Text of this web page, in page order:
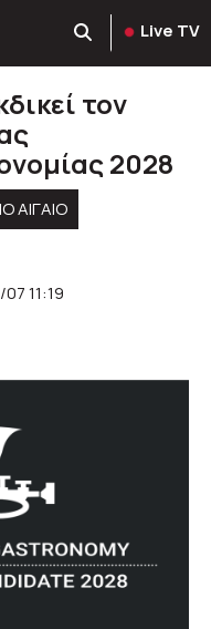
Live TV
τον
2028
ΑΙΓΑΙΟ
07 11:19